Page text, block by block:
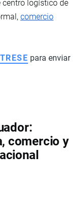
centro logístico de
comercio
para enviar
comercio y